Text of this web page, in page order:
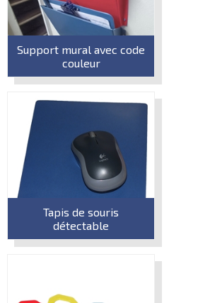
Support mural avec code
couleur
Tapis de souris
détectable